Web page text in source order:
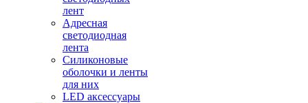
лент
Адресная
светодиодная
лента
Силиконовые
оболочки и ленты
для них
LED аксессуары